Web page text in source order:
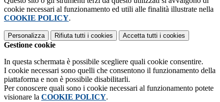
cookie necessari al funzionamento ed utili alle finalità illustrate nella
COOKIE POLICY.
Personalizza Rifiuta tutti i cookies Accetta tutti i cookies
Gestione cookie
In questa schermata è possibile scegliere quali cookie consentire.
I cookie necessari sono quelli che consentono il funzionamento della
piattaforma e non è possibile disabilitarli.
Per conoscere quali sono i cookie necessari al funzionamento potete
visionare la COOKIE POLICY.